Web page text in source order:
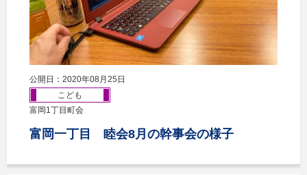
公開日：2020年08月25日
こども
富岡1丁目町会
富岡一丁目 睦会8月の幹事会の様子